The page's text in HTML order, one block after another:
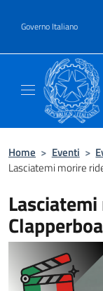
Governo Italiano
Home > Eventi >
Lasciatemi morire